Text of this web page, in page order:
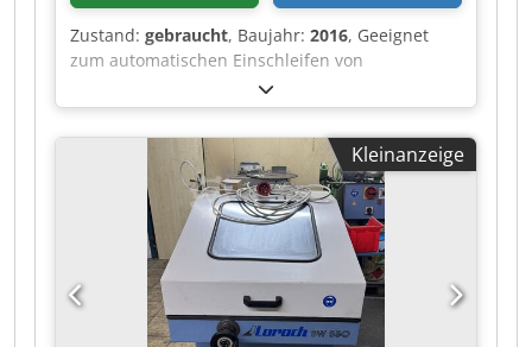
Zustand: gebraucht, Baujahr: 2016, Geeignet
zum automatischen Einschleifen von
Spanteilerrillen in HSS, Segmentkreissägen und
HM Sägen. Zubehör: Steuerung für
automatischen Versatz der Schleifspindel,
Dodpfoza Eahex Adyowa Naßschliffeinrichtung,
stufenlos regelbare Arbeitsgeschwindigkeit,
Maschinenleuchte, 1 Sägeblattaufnahme
Kreissägeblattdurchmesser: 165 - 630 mm
Zahnteilung: 3 - 50 mm Sägeblattstärke: 2 - 6
mm Arbeitsgeschwindigkeit: stufenlos regelbar
von 24 - 50 Z/min. Schleifscheibendurchmesser:
25 und 30 mm Schleifscheibenbreite: 0.3/0.4
Kleinanzeige